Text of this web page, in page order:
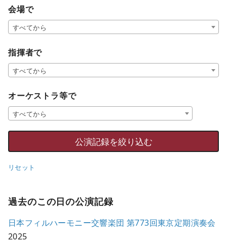
会場で
すべてから
指揮者で
すべてから
オーケストラ等で
すべてから
リセット
過去のこの日の公演記録
日本フィルハーモニー交響楽団 第773回東京定期演奏会
2025